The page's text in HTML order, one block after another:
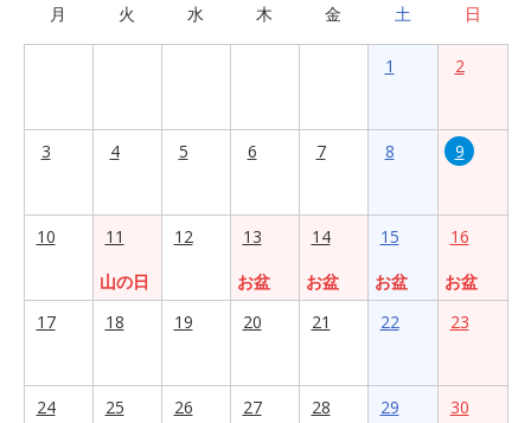
月 火 水 木 金 土 日
1 2
3 4 5 6 7 8 9
10
11
山の日
12
13
お盆
14
お盆
15
お盆
16
お盆
17
18 19 20 21 22 23
24 25 26 27 28 29 30